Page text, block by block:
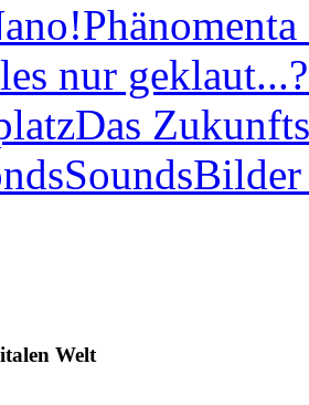
nur geklaut...?
Das
SoundsBilder
Welt